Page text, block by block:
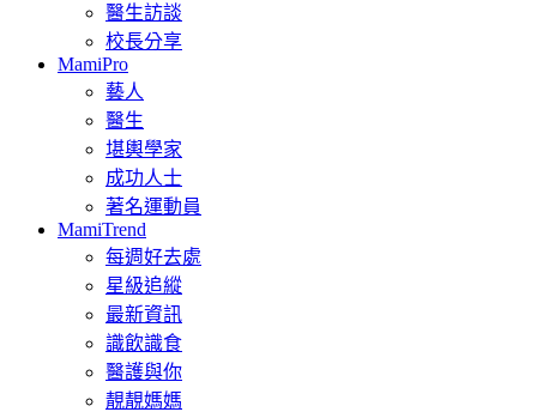
醫生訪談
校長分享
MamiPro
藝人
醫生
堪輿學家
成功人士
著名運動員
MamiTrend
每週好去處
星級追縱
最新資訊
識飲識食
醫護與你
靚靚媽媽